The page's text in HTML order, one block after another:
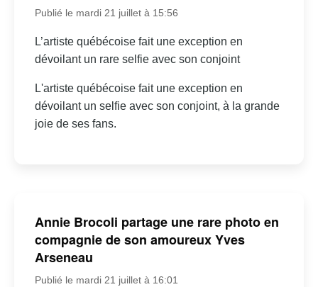
Publié le mardi 21 juillet à 15:56
L’artiste québécoise fait une exception en
dévoilant un rare selfie avec son conjoint
L'artiste québécoise fait une exception en
dévoilant un selfie avec son conjoint, à la grande
joie de ses fans.
Annie Brocoli partage une rare photo en
compagnie de son amoureux Yves
Arseneau
Publié le mardi 21 juillet à 16:01